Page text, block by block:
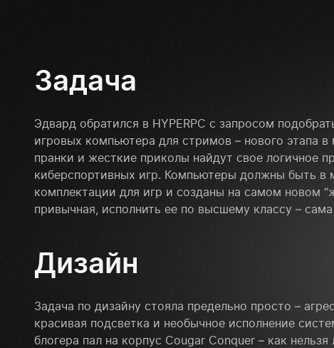
Задача
Эдвард обратился в HYPERPC с запросом
игровых компьютера для стримов – нового этапа
пранки и жесткие приколы найдут свое логичное
киберспортивных игр. Компьютеры должны быть
комплектации для игр и созданы на самом новом
привычная, исполнить ее по высшему классу – сама
Дизайн
Задача по дизайну стояла предельно просто –
красивая подсветка и необычное исполнение
блогера пал на корпус Cougar Conquer – как